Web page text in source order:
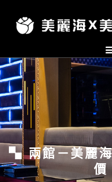
內
容
▚ 兩館－美麗